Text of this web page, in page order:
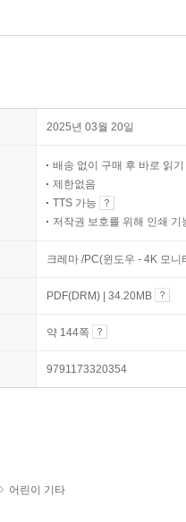
2025년 03월 20일
배송 없이 구매 후 바로 읽기
제한없음
TTS 가능
저작권 보호를 위해 인쇄 기
크레마 /PC(윈도우 - 4K 모
PDF(DRM) | 34.20MB
약 144쪽
9791173320354
어린이 기타